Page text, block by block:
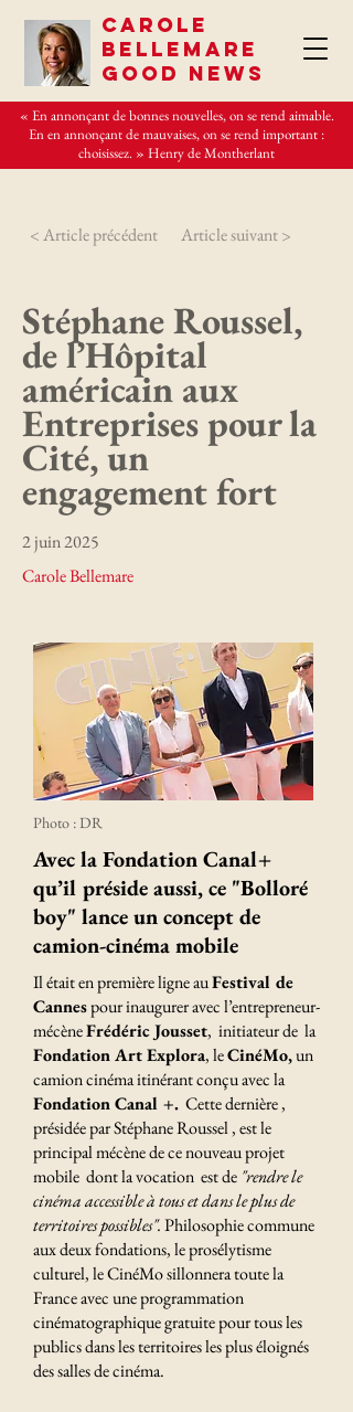
CAROLE
BELLEMARE
GOOD NEWS
« En annonçant de bonnes nouvelles, on se rend aimable.
En en annonçant de mauvaises, on se rend important :
choisissez. » Henry de Montherlant
Article suivant >
< Article précédent
Stéphane Roussel,
de l’Hôpital
américain aux
Entreprises pour la
Cité, un
engagement fort
2 juin 2025
Carole Bellemare
Photo : DR
Avec la Fondation Canal+
qu’il préside aussi, ce "Bolloré
boy" lance un concept de
camion-cinéma mobile
Il était en première ligne auFestival de
Cannespour inaugurer avec l’entrepreneur-
mécèneFrédéric Jousset, initiateur de la
Fondation Art Explora, leCinéMo,un
camion cinéma itinérant conçu avec la
Fondation Canal +. Cette dernière ,
présidée par Stéphane Roussel , est le
principal mécène de ce nouveau projet
mobile dont la vocation est de "rendre le
cinéma accessible à tous et dans le plus de
territoires possibles".Philosophie commune
aux deux fondations, le prosélytisme
culturel, le CinéMo sillonnera toute la
France avec une programmation
cinématographique gratuite pour tous les
publics dans les territoires les plus éloignés
des salles de cinéma.